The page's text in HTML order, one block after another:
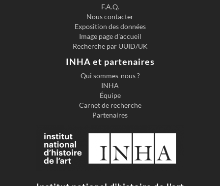
F.A.Q.
Nous contacter
Exposition des données
Image page d'accueil
Recherche par UUID/UK
INHA et partenaires
Qui sommes-nous ?
INHA
Équipe
Carnet de recherche
Partenaires